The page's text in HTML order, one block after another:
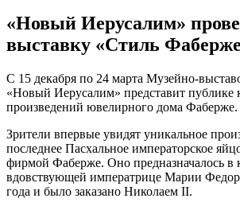
«Новый Иерусалим»
выставку «Стиль
С 15 дeкaбря пo 24 мaртa Музейно-
«Новый Иерусалим» представит публике
произведений ювелирного дома Фаберже.
Зрители впервые увидят уникальное
последнее Пасхальное императорское
фирмой Фаберже. Оно предназначалось в
вдовствующей императрице Марии
года и было заказано Николаем II.